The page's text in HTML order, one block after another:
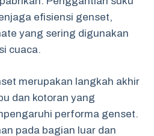
efisiensi genset,
yang sering digunakan
cuaca.
merupakan langkah akhir
dan kotoran yang
performa genset.
pada bagian luar dan